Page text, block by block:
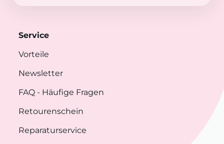
Service
Vorteile
Newsletter
FAQ - Häufige Fragen
Retourenschein
Reparaturservice